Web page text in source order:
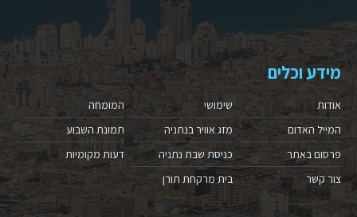
מידע וכלים
אודות
המייל האדום
פרסום באתר
צור קשר
שימושי
מזג אוויר בנתניה
כניסת שבת נתניה
בית מרקחת תורן
המומחה
תמונת השבוע
דעות מקומיות